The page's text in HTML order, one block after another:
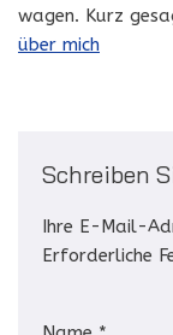
wagen. Kurz
über mich
Schreiben
Ihre E-Mail-
Erforderliche